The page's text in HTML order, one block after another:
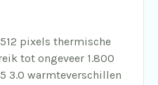
pixels thermische
tot ongeveer 1.800
3.0 warmteverschillen